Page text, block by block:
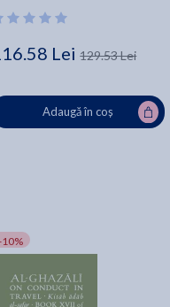
Lei 129.53 Lei
Adaugă în coș
10%